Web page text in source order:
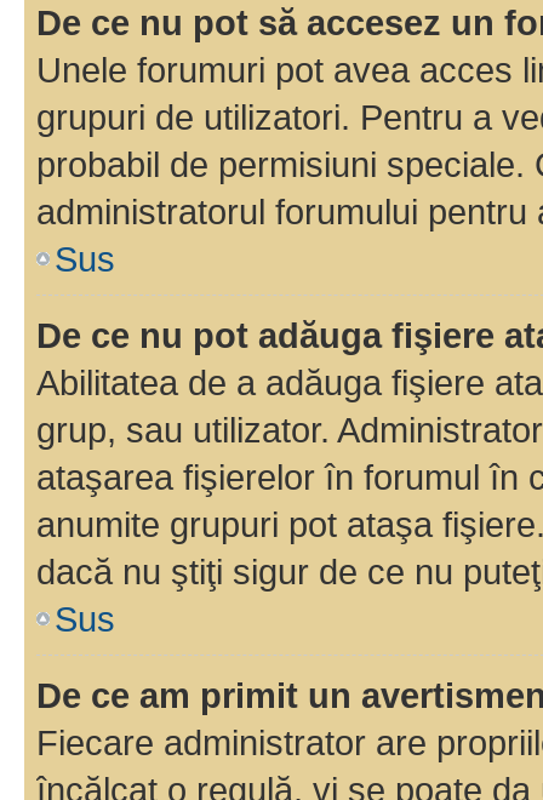
De ce nu pot să accesez un
Unele forumuri pot avea acces
grupuri de utilizatori. Pentru a
probabil de permisiuni
administratorul forumului pentru
Sus
De ce nu pot adăuga fişiere
Abilitatea de a adăuga fişiere
grup, sau utilizator.
ataşarea fişierelor în forumul în
anumite grupuri pot ataşa
dacă nu ştiţi sigur de ce nu
Sus
De ce am primit un
Fiecare administrator are
încălcat o regulă, vi se poate